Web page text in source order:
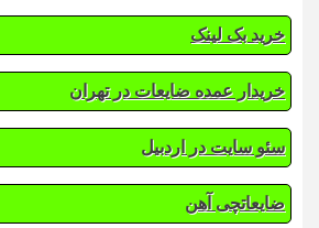
خرید بک لینک
خریدار عمده ضایعات در تهران
سئو سایت در اردبیل
ضایعاتچی آهن